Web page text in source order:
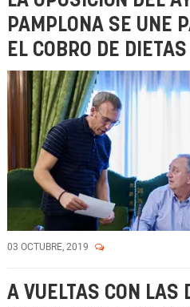
PAMPLONA SE UNE
EL COBRO DE
03 OCTUBRE, 2019
A VUELTAS CON LAS